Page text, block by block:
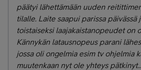
päätyi lähettämään uuden
tilalle. Laite saapui parissa päivässä
toistaiseksi laajakaistanopeudet on
Kännykän latausnopeus parani
jossa oli ongelmia esim tv ohjelmia
muutenkaan nyt ole yhteys